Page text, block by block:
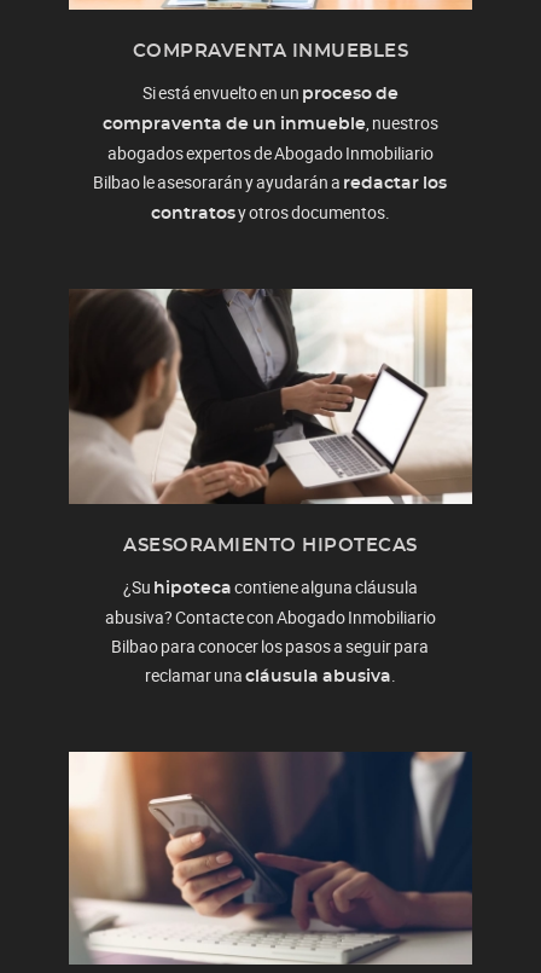
COMPRAVENTA INMUEBLES
Si está envuelto en un proceso de
compraventa de un inmueble, nuestros
abogados expertos de Abogado Inmobiliario
Bilbao le asesorarán y ayudarán a redactar los
contratosy otros documentos.
ASESORAMIENTO HIPOTECAS
¿Su hipoteca contiene alguna cláusula
abusiva? Contacte con Abogado Inmobiliario
Bilbao para conocer los pasos a seguir para
reclamar una cláusula abusiva